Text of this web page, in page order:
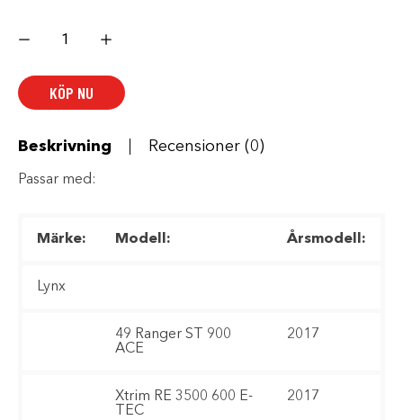
stötfångare
mängd
KÖP NU
Beskrivning Recensioner (0)
Passar med:
Märke: Modell: Årsmodell:
Lynx
49 Ranger ST 900
ACE
2017
Xtrim RE 3500 600 E-
TEC
2017